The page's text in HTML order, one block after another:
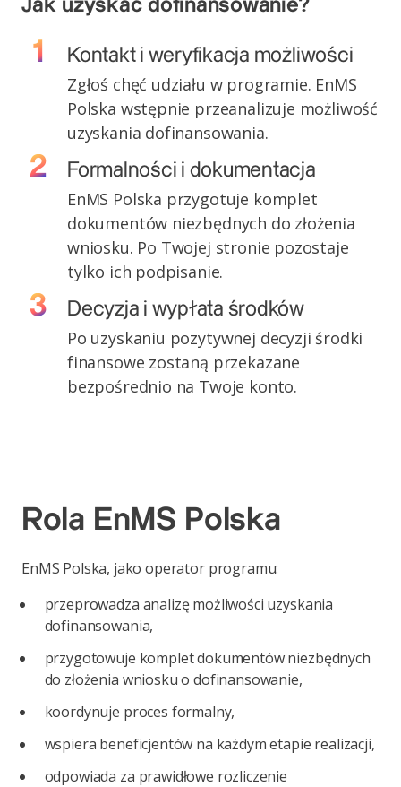
Jak uzyskać dofinansowanie?
Kontakt i weryfikacja możliwości
Zgłoś chęć udziału w programie. EnMS
Polska wstępnie przeanalizuje możliwość
uzyskania dofinansowania.
Formalności i dokumentacja
EnMS Polska przygotuje komplet
dokumentów niezbędnych do złożenia
wniosku. Po Twojej stronie pozostaje
tylko ich podpisanie.
Decyzja i wypłata środków
Po uzyskaniu pozytywnej decyzji środki
finansowe zostaną przekazane
bezpośrednio na Twoje konto.
Rola EnMS Polska
EnMS Polska, jako operator programu:
przeprowadza analizę możliwości uzyskania
dofinansowania,
przygotowuje komplet dokumentów niezbędnych
do złożenia wniosku o dofinansowanie,
koordynuje proces formalny,
wspiera beneficjentów na każdym etapie realizacji,
odpowiada za prawidłowe rozliczenie